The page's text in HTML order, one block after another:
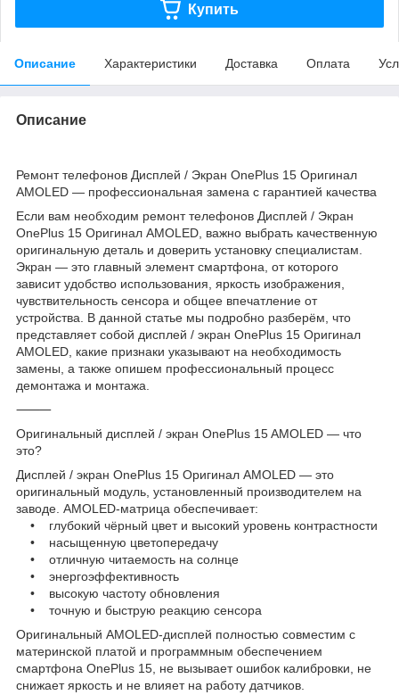
Купить
Описание Характеристики Доставка Оплата
Описание
Ремонт телефонов Дисплей / Экран OnePlus 15 Оригинал
AMOLED — профессиональная замена с гарантией качества
Если вам необходим ремонт телефонов Дисплей / Экран
OnePlus 15 Оригинал AMOLED, важно выбрать качественную
оригинальную деталь и доверить установку специалистам.
Экран — это главный элемент смартфона, от которого
зависит удобство использования, яркость изображения,
чувствительность сенсора и общее впечатление от
устройства. В данной статье мы подробно разберём, что
представляет собой дисплей / экран OnePlus 15 Оригинал
AMOLED, какие признаки указывают на необходимость
замены, а также опишем профессиональный процесс
демонтажа и монтажа.
⸻
Оригинальный дисплей / экран OnePlus 15 AMOLED — что
это?
Дисплей / экран OnePlus 15 Оригинал AMOLED — это
оригинальный модуль, установленный производителем на
заводе. AMOLED-матрица обеспечивает:
• глубокий чёрный цвет и высокий уровень контрастности
• насыщенную цветопередачу
• отличную читаемость на солнце
• энергоэффективность
• высокую частоту обновления
• точную и быструю реакцию сенсора
Оригинальный AMOLED-дисплей полностью совместим с
материнской платой и программным обеспечением
смартфона OnePlus 15, не вызывает ошибок калибровки, не
снижает яркость и не влияет на работу датчиков.